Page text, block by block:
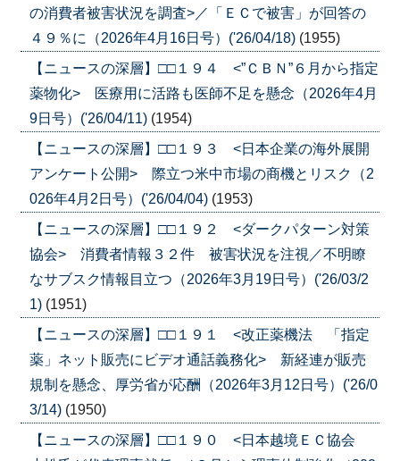
の消費者被害状況を調査>／「ＥＣで被害」が回答の
４９％に（2026年4月16日号）('26/04/18) (1955)
【ニュースの深層】□□１９４ <”ＣＢＮ”６月から指定
薬物化> 医療用に活路も医師不足を懸念（2026年4月
9日号）('26/04/11) (1954)
【ニュースの深層】□□１９３ <日本企業の海外展開
アンケート公開> 際立つ米中市場の商機とリスク（2
026年4月2日号）('26/04/04) (1953)
【ニュースの深層】□□１９２ <ダークパターン対策
協会> 消費者情報３２件 被害状況を注視／不明瞭
なサブスク情報目立つ（2026年3月19日号）('26/03/2
1) (1951)
【ニュースの深層】□□１９１ <改正薬機法 「指定
薬」ネット販売にビデオ通話義務化> 新経連が販売
規制を懸念、厚労省が応酬（2026年3月12日号）('26/0
3/14) (1950)
【ニュースの深層】□□１９０ <日本越境ＥＣ協会